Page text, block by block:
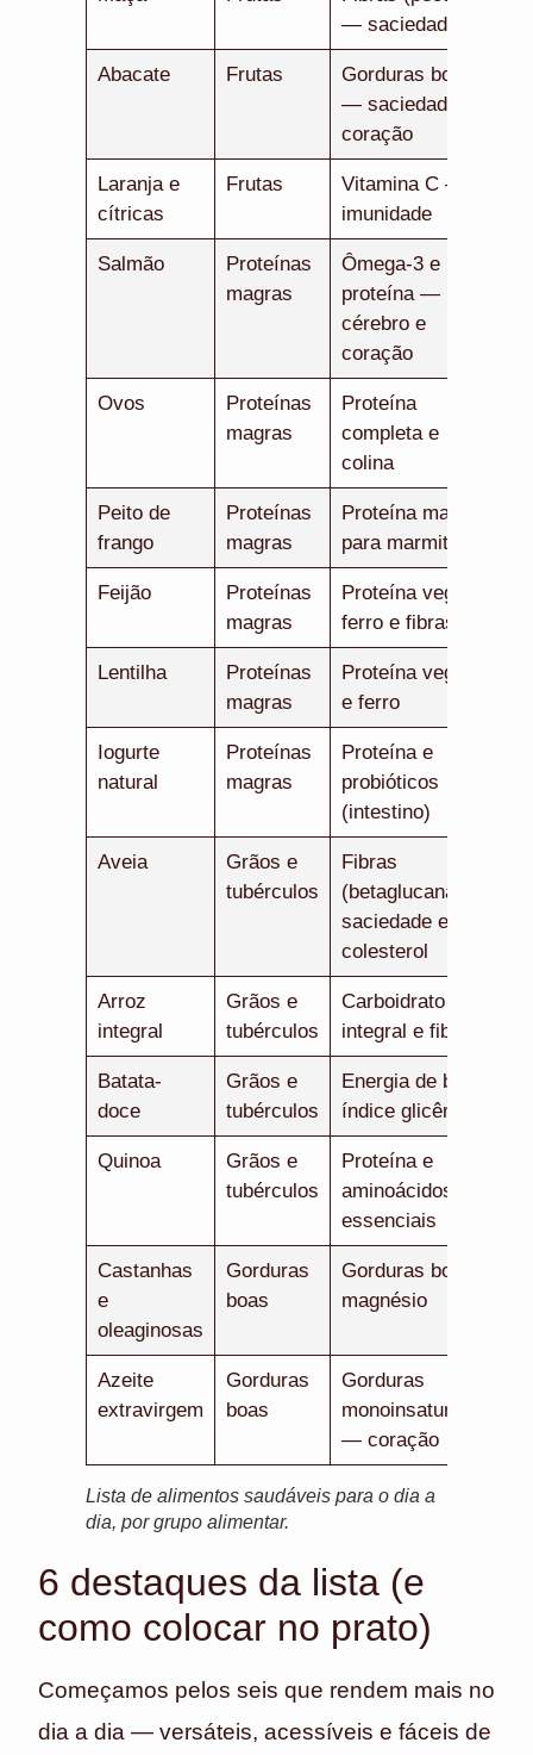
— saciedade
Abacate Frutas
Gorduras boas
— saciedade e
coração
Laranja e
cítricas
Frutas
Vitamina C —
imunidade
Salmão
Proteínas
magras
Ômega-3 e
proteína —
cérebro e
coração
Ovos
Proteínas
magras
Proteína
completa e
colina
Peito de
frango
Proteínas
magras
Proteína magra
para marmitas
Feijão
Proteínas
magras
Proteína vegetal,
ferro e fibras
Lentilha
Proteínas
magras
Proteína vegetal
e ferro
Iogurte
natural
Proteínas
magras
Proteína e
probióticos
(intestino)
Aveia
Grãos e
tubérculos
Fibras
(betaglucana) —
saciedade e
colesterol
Arroz
integral
Grãos e
tubérculos
Carboidrato
integral e fibras
Batata-
doce
Grãos e
tubérculos
Energia de baixo
índice glicêmico
Quinoa
Grãos e
tubérculos
Proteína e
aminoácidos
essenciais
Castanhas
e
oleaginosas
Gorduras
boas
Gorduras boas e
magnésio
Azeite
extravirgem
Gorduras
boas
Gorduras
monoinsaturadas
— coração
Lista de alimentos saudáveis para o dia a
dia, por grupo alimentar.
6 destaques da lista (e
como colocar no prato)
Começamos pelos seis que rendem mais no
dia a dia — versáteis, acessíveis e fáceis de